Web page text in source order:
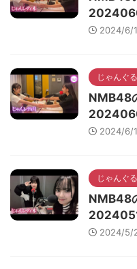
2024/6/
じゃんぐ
NMB48
2024/6/
じゃんぐ
NMB48
2024/5/